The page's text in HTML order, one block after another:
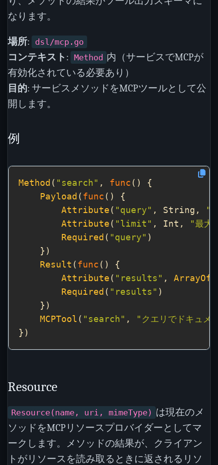
なります。
場所: dsl/mcp.go
コンテキスト : Method 内（サービスでMCPが
有効化されている必要あり）
目的: サービスメソッドをMCPツールとして公
開します。
例
Method ( "search" , func
Payload ( func
Attribute ( "query" , String,
"
Attribute ( "limit" , Int,
"最大
Required ( "query"
Result ( func
Attribute ( "results" , ArrayOf
Required ( "results"
MCPTool ( "search" ,
"クエリでドキュメ
Resource
Resource(name, uri, mimeType) は現在のメ
ソッドをMCPリソースプロバイダーとしてマ
ークします。メソッドの結果が、クライアン
トがリソースを読み取るときに返されるリソ